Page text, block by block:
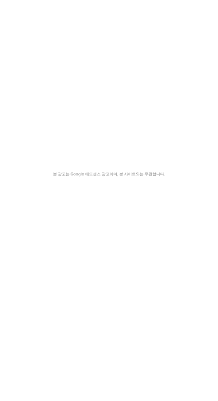
본 광고는 Google 애드센스 광고이며, 본 사이트와는 무관합니다.